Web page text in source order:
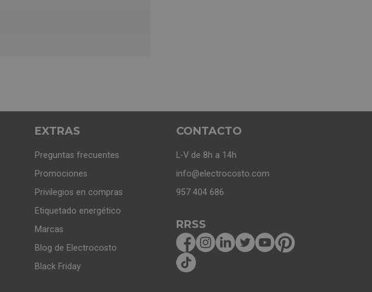
EXTRAS
Preguntas frecuentes
Promociones
Privilegios en compras
Etiquetado energético
Marcas
Blog de Electrocosto
Black Friday
CONTACTO
L-V de 8h a 14h
info@electrocosto.com
957 404 686
RRSS